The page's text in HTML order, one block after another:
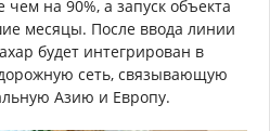
на 90%, а запуск объекта
месяцы. После ввода линии
будет интегрирован в
сеть, связывающую
Азию и Европу.